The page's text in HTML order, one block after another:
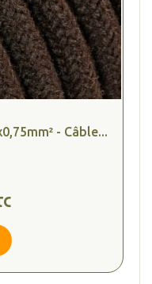
- Câble...